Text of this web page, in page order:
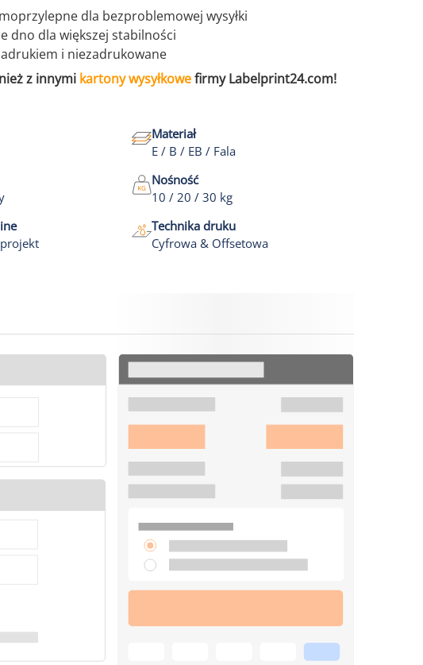
dla bezproblemowej wysyłki
dno dla większej stabilności
i niezadrukowane
z innymi kartony wysyłkowefirmy Labelprint24.com!
Materiał
E / B / EB / Fala
Nośność
10 / 20 / 30 kg
Technika druku
Cyfrowa & Offsetowa